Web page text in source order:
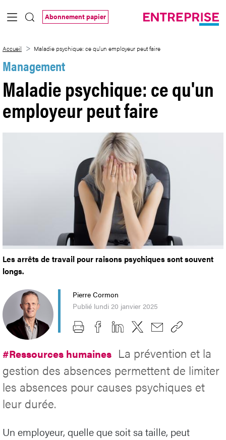
Saut au contenu principal
Abonnement papier
Accueil Maladie psychique: ce qu'un employeur peut faire
Management
Maladie psychique: ce qu'un
employeur peut faire
Les arrêts de travail pour raisons psychiques sont souvent
longs.
Pierre Cormon
Publié lundi 20 janvier 2025
#Ressources humaines La prévention et la
gestion des absences permettent de limiter
les absences pour causes psychiques et
leur durée.
Un employeur, quelle que soit sa taille, peut